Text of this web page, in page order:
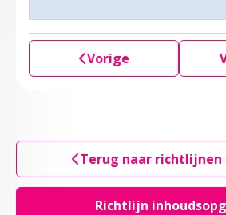
Richtlijn
Vorige
Terug naar richtlijnen